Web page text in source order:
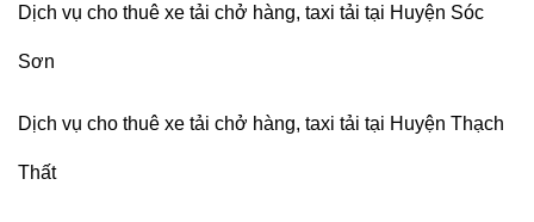
Dịch vụ cho thuê xe tải chở hàng, taxi tải tại Huyện Sóc
Sơn
Dịch vụ cho thuê xe tải chở hàng, taxi tải tại Huyện Thạch
Thất